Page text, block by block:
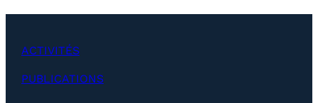
ACTIVITÉS
PUBLICATIONS